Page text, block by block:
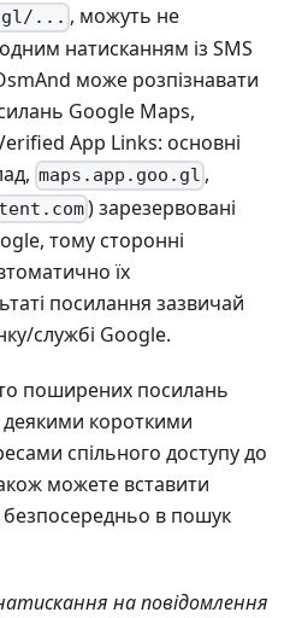
... , можуть не
натисканням із SMS
може розпізнавати
Google Maps,
App Links: основні
maps.app.goo.gl ,
) зарезервовані
тому сторонні
їх
посилання зазвичай
службі Google.
поширених посилань
короткими
спільного доступу до
можете вставити
в пошук
на повідомлення